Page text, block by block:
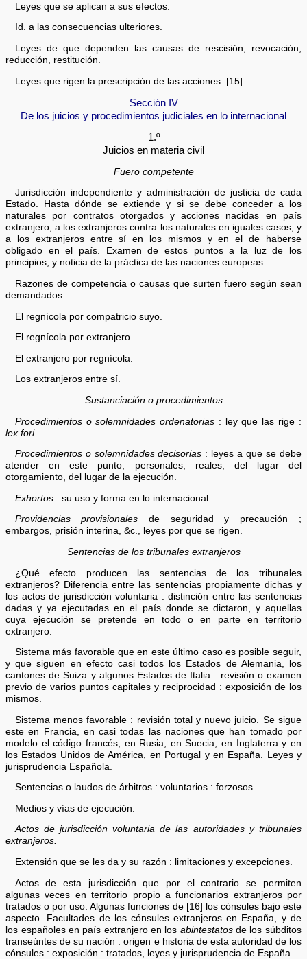
Leyes que se aplican a sus efectos.
Id. a las consecuencias ulteriores.
Leyes de que dependen las causas de rescisión, revocación,
reducción, restitución.
Leyes que rigen la prescripción de las acciones. [15]
Sección IV
De los juicios y procedimientos judiciales en lo internacional
1.º
Juicios en materia civil
Fuero competente
Jurisdicción independiente y administración de justicia de cada
Estado. Hasta dónde se extiende y si se debe conceder a los
naturales por contratos otorgados y acciones nacidas en país
extranjero, a los extranjeros contra los naturales en iguales casos, y
a los extranjeros entre sí en los mismos y en el de haberse
obligado en el país. Examen de estos puntos a la luz de los
principios, y noticia de la práctica de las naciones europeas.
Razones de competencia o causas que surten fuero según sean
demandados.
El regnícola por compatricio suyo.
El regnícola por extranjero.
El extranjero por regnícola.
Los extranjeros entre sí.
Sustanciación o procedimientos
Procedimientos o solemnidades ordenatorias : ley que las rige :
lex fori.
Procedimientos o solemnidades decisorias : leyes a que se debe
atender en este punto; personales, reales, del lugar del
otorgamiento, del lugar de la ejecución.
Exhortos : su uso y forma en lo internacional.
Providencias provisionales de seguridad y precaución ;
embargos, prisión interina, &c., leyes por que se rigen.
Sentencias de los tribunales extranjeros
¿Qué efecto producen las sentencias de los tribunales
extranjeros? Diferencia entre las sentencias propiamente dichas y
los actos de jurisdicción voluntaria : distinción entre las sentencias
dadas y ya ejecutadas en el país donde se dictaron, y aquellas
cuya ejecución se pretende en todo o en parte en territorio
extranjero.
Sistema más favorable que en este último caso es posible seguir,
y que siguen en efecto casi todos los Estados de Alemania, los
cantones de Suiza y algunos Estados de Italia : revisión o examen
previo de varios puntos capitales y reciprocidad : exposición de los
mismos.
Sistema menos favorable : revisión total y nuevo juicio. Se sigue
este en Francia, en casi todas las naciones que han tomado por
modelo el código francés, en Rusia, en Suecia, en Inglaterra y en
los Estados Unidos de América, en Portugal y en España. Leyes y
jurisprudencia Española.
Sentencias o laudos de árbitros : voluntarios : forzosos.
Medios y vías de ejecución.
Actos de jurisdicción voluntaria de las autoridades y tribunales
extranjeros.
Extensión que se les da y su razón : limitaciones y excepciones.
Actos de esta jurisdicción que por el contrario se permiten
algunas veces en territorio propio a funcionarios extranjeros por
tratados o por uso. Algunas funciones de [16] los cónsules bajo este
aspecto. Facultades de los cónsules extranjeros en España, y de
los españoles en país extranjero en los abintestatosde los súbditos
transeúntes de su nación : origen e historia de esta autoridad de los
cónsules : exposición : tratados, leyes y jurisprudencia de España.